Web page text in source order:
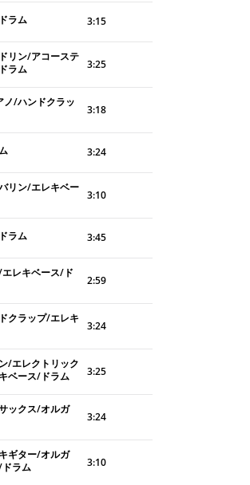
ラム 3:15
リン/アコーステ
ラム
3:25
ノ/ハンドクラッ
3:18
3:24
リン/エレキベー
3:10
ラム 3:45
レキベース/ド
2:59
クラップ/エレキ
3:24
/エレクトリック
ベース/ドラム
3:25
ックス/オルガ
3:24
ギター/オルガ
ラム
3:10